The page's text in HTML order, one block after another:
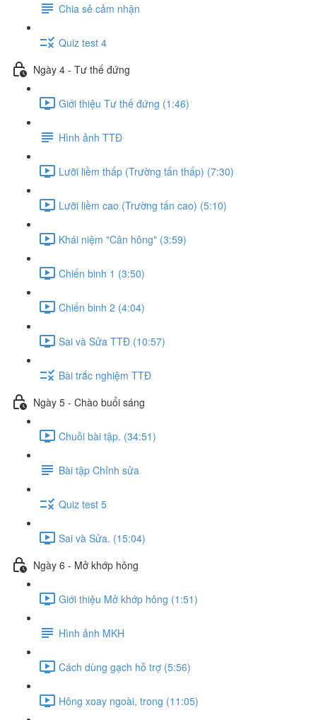
Chia sẻ cảm nhận
Quiz test 4
Ngày 4 - Tư thế đứng
Giới thiệu Tư thế đứng (1:46)
Hình ảnh TTĐ
Lưỡi liềm thấp (Trường tấn thấp) (7:30)
Lưỡi liềm cao (Trường tấn cao) (5:10)
Khái niệm "Cân hông" (3:59)
Chiến binh 1 (3:50)
Chiến binh 2 (4:04)
Sai và Sửa TTĐ (10:57)
Bài trắc nghiệm TTĐ
Ngày 5 - Chào buổi sáng
Chuỗi bài tập. (34:51)
Bài tập Chỉnh sửa
Quiz test 5
Sai và Sửa. (15:04)
Ngày 6 - Mở khớp hông
Giới thiệu Mở khớp hông (1:51)
Hình ảnh MKH
Cách dùng gạch hỗ trợ (5:56)
Hông xoay ngoài, trong (11:05)